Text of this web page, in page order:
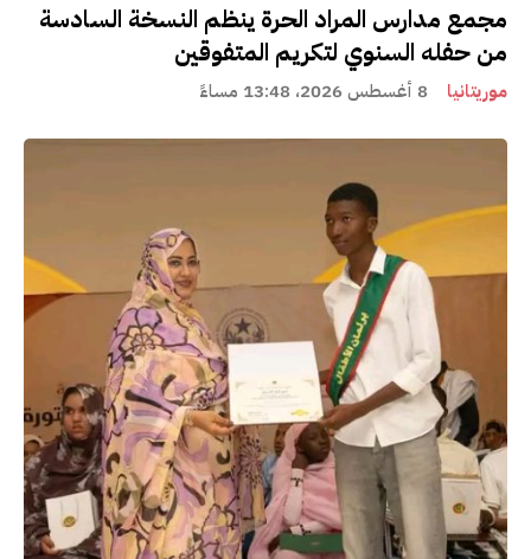
مجمع مدارس المراد الحرة ينظم النسخة السادسة
من حفله السنوي لتكريم المتفوقين
موريتانيا 8 أغسطس 2026، 13:48 مساءً